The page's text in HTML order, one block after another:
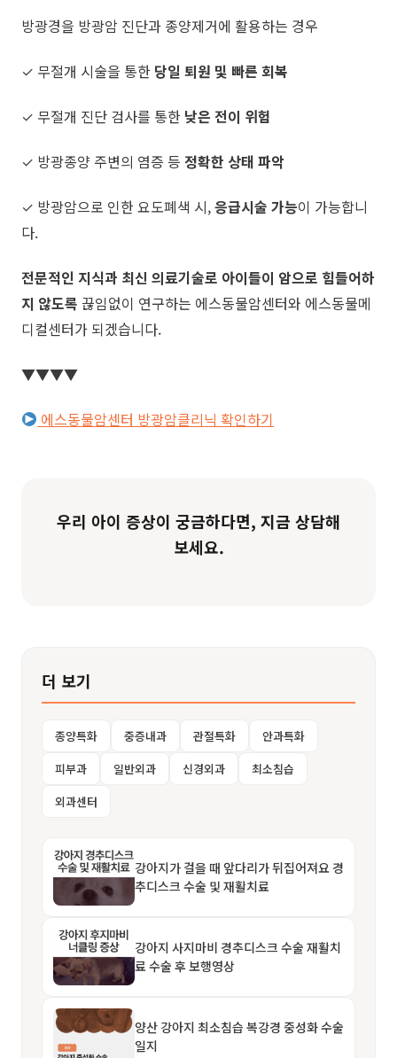
방광경을 방광암 진단과 종양제거에 활용하는 경우
✓ 무절개 시술을 통한 당일 퇴원 및 빠른 회복
✓ 무절개 진단 검사를 통한 낮은 전이 위험
✓ 방광종양 주변의 염증 등 정확한 상태 파악
✓ 방광암으로 인한 요도폐색 시,응급시술 가능이 가능합니
다.
전문적인 지식과 최신 의료기술로 아이들이 암으로 힘들어하
지 않도록 끊임없이 연구하는 에스동물암센터와 에스동물메
디컬센터가 되겠습니다.
▼▼▼▼
에스동물암센터 방광암클리닉 확인하기
우리 아이 증상이 궁금하다면, 지금 상담해
보세요.
더 보기
종양특화 중증내과 관절특화
안과특화
피부과
일반외과 신경외과
최소침습
외과센터
강아지가 걸을 때 앞다리가 뒤집어져요 경
추디스크 수술 및 재활치료
강아지 사지마비 경추디스크 수술 재활치
료 수술 후 보행영상
양산 강아지 최소침습 복강경 중성화 수술
일지